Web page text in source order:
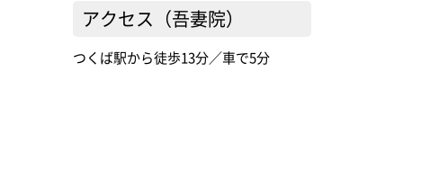
アクセス（吾妻院）
つくば駅から徒歩13分／車で5分